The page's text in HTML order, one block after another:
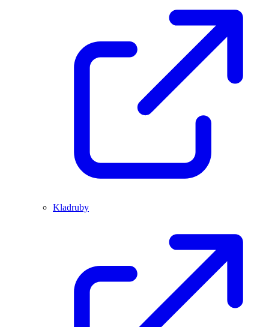
Kladruby